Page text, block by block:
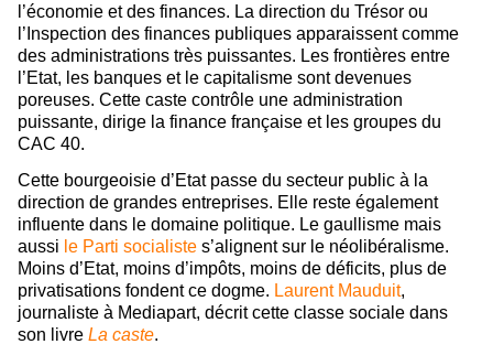
l’économie et des finances. La direction du Trésor ou
l’Inspection des finances publiques apparaissent comme
des administrations très puissantes. Les frontières entre
l’Etat, les banques et le capitalisme sont devenues
poreuses. Cette caste contrôle une administration
puissante, dirige la finance française et les groupes du
CAC 40.
Cette bourgeoisie d’Etat passe du secteur public à la
direction de grandes entreprises. Elle reste également
influente dans le domaine politique. Le gaullisme mais
aussi le Parti socialiste s’alignent sur le néolibéralisme.
Moins d’Etat, moins d’impôts, moins de déficits, plus de
privatisations fondent ce dogme. Laurent Mauduit,
journaliste à Mediapart, décrit cette classe sociale dans
son livre La caste.